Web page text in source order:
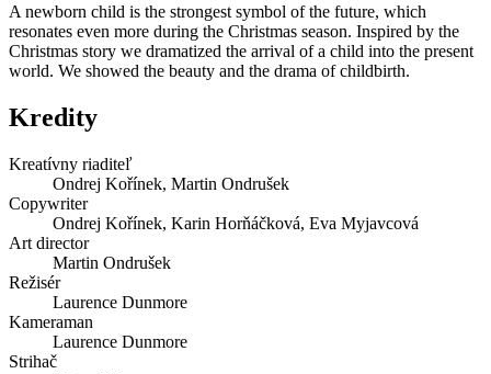
A newborn child is the strongest symbol of the future, which
resonates even more during the Christmas season. Inspired by the
Christmas story we dramatized the arrival of a child into the present
world. We showed the beauty and the drama of childbirth.
Kredity
Kreatívny riaditeľ
Ondrej Kořínek, Martin Ondrušek
Copywriter
Ondrej Kořínek, Karin Horňáčková, Eva Myjavcová
Art director
Martin Ondrušek
Režisér
Laurence Dunmore
Kameraman
Laurence Dunmore
Strihač